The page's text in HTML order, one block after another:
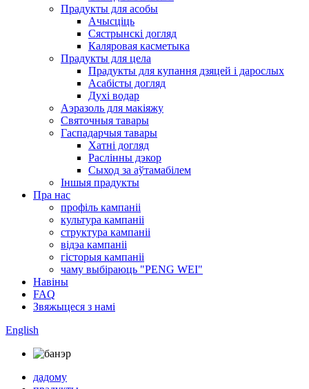
Прадукты для асобы
Ачысціць
Сястрынскі догляд
Каляровая касметыка
Прадукты для цела
Прадукты для купання дзяцей і дарослых
Асабісты догляд
Духі водар
Аэразоль для макіяжу
Святочныя тавары
Гаспадарчыя тавары
Хатні догляд
Раслінны дэкор
Сыход за аўтамабілем
Іншыя прадукты
Пра нас
профіль кампаніі
культура кампаніі
структура кампаніі
відэа кампаніі
гісторыя кампаніі
чаму выбіраюць "PENG WEI"
Навіны
FAQ
Звяжыцеся з намі
English
дадому